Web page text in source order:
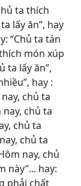
ta thích
lấy ăn”, hay
“Chủ ta tán
món xúp
ta lấy ăn”,
hay :
chủ ta
chủ ta
chủ ta
chủ ta
nay, chủ
này”... hay:
phải chất